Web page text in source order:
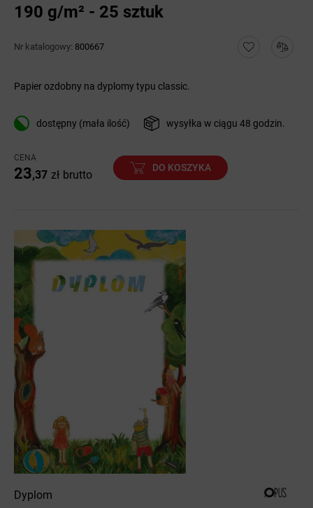
190 g/m² - 25 sztuk
Nr katalogowy: 800667
Papier ozdobny na dyplomy typu classic.
dostępny (mała ilość) wysyłka w ciągu 48 godzin.
CENA
23,37 zł brutto
DO KOSZYKA
Dyplom